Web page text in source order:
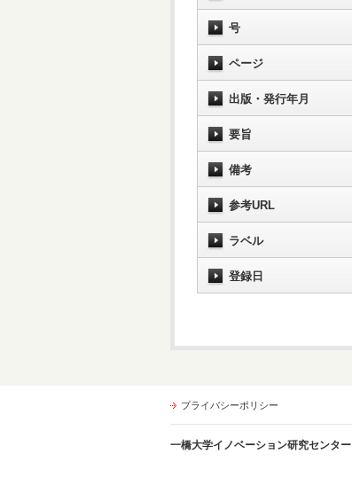
号
ページ
出版・発行年月
要旨
備考
参考URL
ラベル
登録日
プライバシーポリシー
一橋大学イノベーション研究セン